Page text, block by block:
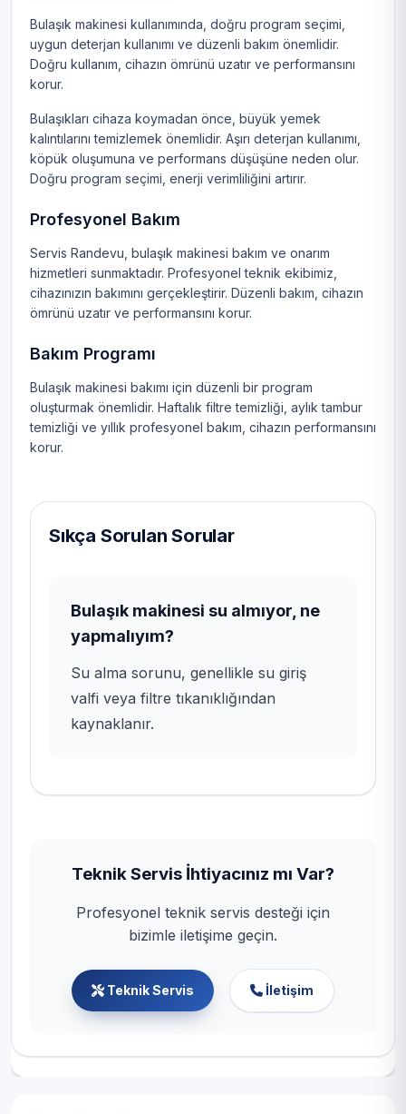
Bulaşık makinesi kullanımında, doğru program seçimi,
uygun deterjan kullanımı ve düzenli bakım önemlidir.
Doğru kullanım, cihazın ömrünü uzatır ve performansını
korur.
Bulaşıkları cihaza koymadan önce, büyük yemek
kalıntılarını temizlemek önemlidir. Aşırı deterjan kullanımı,
köpük oluşumuna ve performans düşüşüne neden olur.
Doğru program seçimi, enerji verimliliğini artırır.
Profesyonel Bakım
Servis Randevu, bulaşık makinesi bakım ve onarım
hizmetleri sunmaktadır. Profesyonel teknik ekibimiz,
cihazınızın bakımını gerçekleştirir. Düzenli bakım, cihazın
ömrünü uzatır ve performansını korur.
Bakım Programı
Bulaşık makinesi bakımı için düzenli bir program
oluşturmak önemlidir. Haftalık filtre temizliği, aylık tambur
temizliği ve yıllık profesyonel bakım, cihazın performansını
korur.
Sıkça Sorulan Sorular
Bulaşık makinesi su almıyor, ne
yapmalıyım?
Su alma sorunu, genellikle su giriş
valfi veya filtre tıkanıklığından
kaynaklanır.
Teknik Servis İhtiyacınız mı Var?
Profesyonel teknik servis desteği için
bizimle iletişime geçin.
Teknik Servis İletişim